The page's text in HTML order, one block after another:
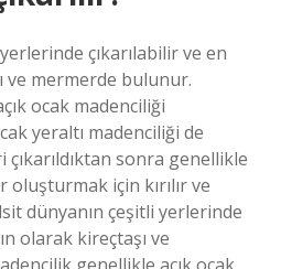
çıkarılabilir ve en
ve mermerde bulunur.
ocak madenciliği
yeraltı madenciliği de
çıkarıldıktan sonra genellikle
oluşturmak için kırılır ve
dünyanın çeşitli yerlerinde
olarak kireçtaşı ve